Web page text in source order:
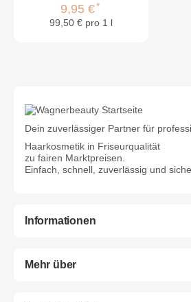
9,95 €*
99,50 € pro 1 l
Dein zuverlässiger Partner für
Haarkosmetik in Friseurqualität
zu fairen Marktpreisen.
Einfach, schnell, zuverlässig und
Informationen
Mehr über